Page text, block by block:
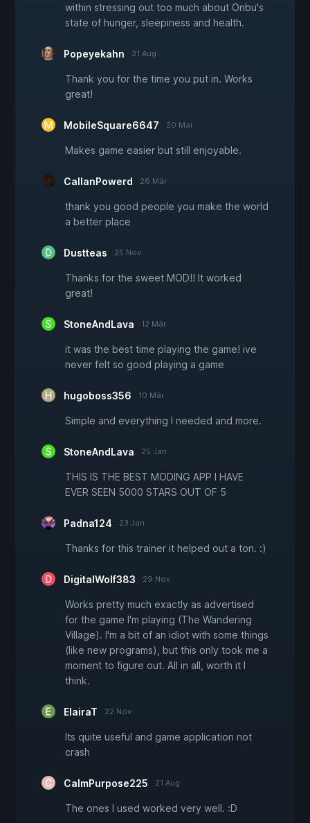
within stressing out too much about Onbu's
state of hunger, sleepiness and health.
Popeyekahn 31 Aug
Thank you for the time you put in. Works
great!
MobileSquare6647 20 Mai
Makes game easier but still enjoyable.
CallanPowerd 26 Mär
thank you good people you make the world
a better place
Dustteas 25 Nov
Thanks for the sweet MOD!! It worked
great!
StoneAndLava 12 Mär
it was the best time playing the game! ive
never felt so good playing a game
hugoboss356 10 Mär
Simple and everything I needed and more.
StoneAndLava 25 Jan
THIS IS THE BEST MODING APP I HAVE
EVER SEEN 5000 STARS OUT OF 5
Padna124 23 Jan
Thanks for this trainer it helped out a ton. :)
DigitalWolf383 29 Nov
Works pretty much exactly as advertised
for the game I'm playing (The Wandering
Village). I'm a bit of an idiot with some things
(like new programs), but this only took me a
moment to figure out. All in all, worth it I
think.
ElairaT 22 Nov
Its quite useful and game application not
crash
CalmPurpose225 21 Aug
The ones I used worked very well. :D